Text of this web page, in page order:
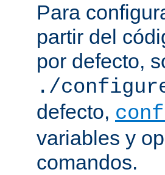
Para
partir del
por defecto,
./
defecto,
variables y
comandos.